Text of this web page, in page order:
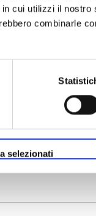
cui utilizzi il
combinarle
selezionati